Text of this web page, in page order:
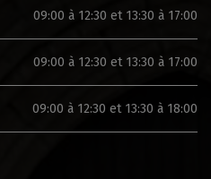
09:00 à 12:30 et 13:30 à 17:00
09:00 à 12:30 et 13:30 à 17:00
09:00 à 12:30 et 13:30 à 18:00